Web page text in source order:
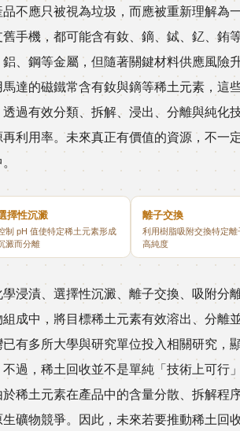
不應只被視為垃圾，而應被重新理解為
手機，都可能含有釹、鏑、鋱、釔、銪
、鋼等金屬，但隨著關鍵材料供應風險
達的磁鐵常含有釹與鏑等稀土元素，這
過有效分類、拆解、浸出、分離與純化
利用率。未來真正有價值的資源，不一
擇性沉澱
制 pH 值使特定稀土元素形成
澱而分離
離子交換
利用樹脂吸附交換特定離
高純度
浸漬、選擇性沉澱、離子交換、吸附分
成中，將目標稀土元素有效溶出、分離
有多所大學與研究單位投入相關研究，
過，稀土回收並不是單純「技術上可行
稀土元素在產品中的含量分散、拆解程
礦物競爭。因此，未來若要推動稀土回